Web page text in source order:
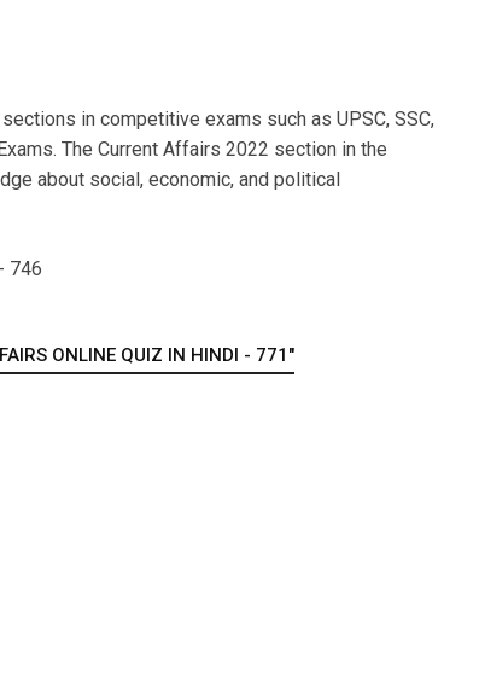
in competitive exams such as UPSC, SSC,
The Current Affairs 2022 section in the
about social, economic, and political
746
ONLINE QUIZ IN HINDI - 771"